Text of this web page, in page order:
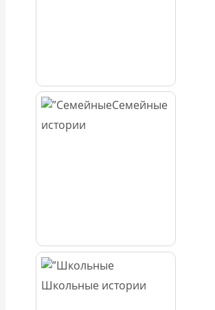
Семейные
истории
Школьные истории